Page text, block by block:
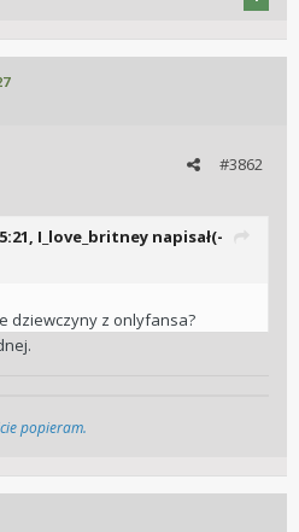
#3862
I_love_britney napisał(-
dziewczyny z onlyfansa?
popieram.